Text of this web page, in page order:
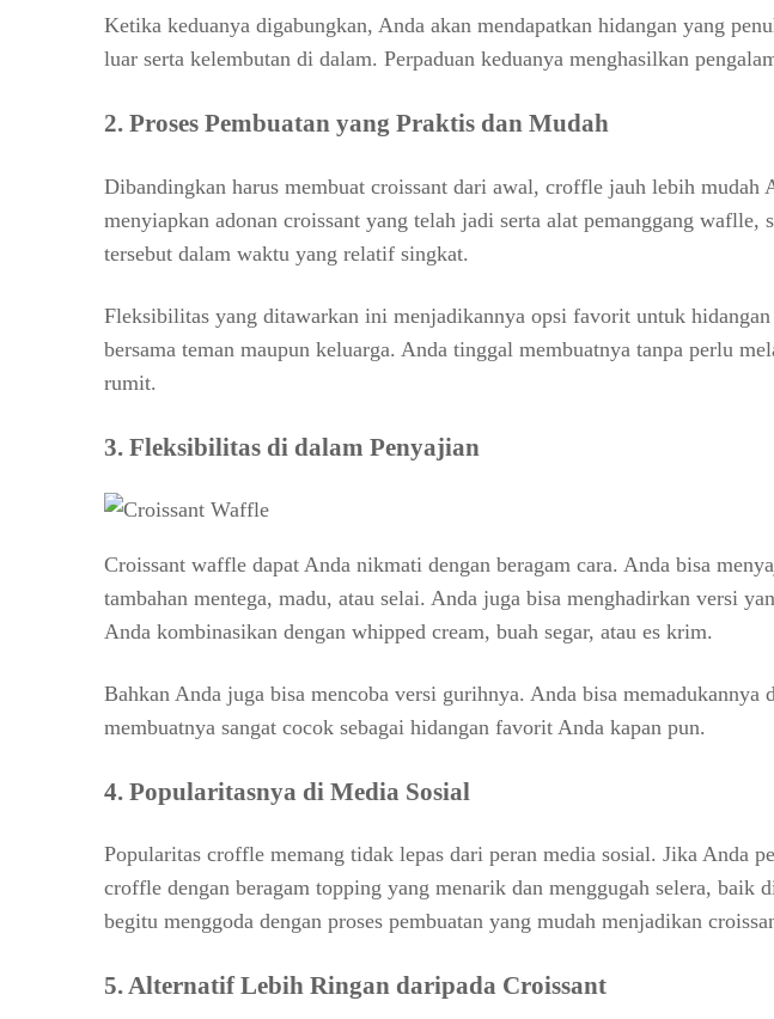
Ketika keduanya digabungkan, Anda akan mendapatkan hidangan yang
luar serta kelembutan di dalam. Perpaduan keduanya menghasilkan
2. Proses Pembuatan yang Praktis dan Mudah
Dibandingkan harus membuat croissant dari awal, croffle jauh lebih mudah
menyiapkan adonan croissant yang telah jadi serta alat pemanggang waflle,
tersebut dalam waktu yang relatif singkat.
Fleksibilitas yang ditawarkan ini menjadikannya opsi favorit untuk
bersama teman maupun keluarga. Anda tinggal membuatnya tanpa perlu
rumit.
3. Fleksibilitas di dalam Penyajian
Croissant waffle dapat Anda nikmati dengan beragam cara. Anda bisa
tambahan mentega, madu, atau selai. Anda juga bisa menghadirkan versi
Anda kombinasikan dengan whipped cream, buah segar, atau es krim.
Bahkan Anda juga bisa mencoba versi gurihnya. Anda bisa memadukannya
membuatnya sangat cocok sebagai hidangan favorit Anda kapan pun.
4. Popularitasnya di Media Sosial
Popularitas croffle memang tidak lepas dari peran media sosial. Jika Anda
croffle dengan beragam topping yang menarik dan menggugah selera, baik
begitu menggoda dengan proses pembuatan yang mudah menjadikan
5. Alternatif Lebih Ringan daripada Croissant